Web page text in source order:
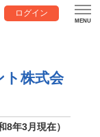
ログイン
ト株式会
8年3月現在）